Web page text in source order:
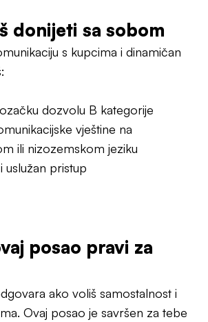
donijeti sa sobom
s kupcima i dinamičan
dozvolu B kategorije
vještine na
ili nizozemskom jeziku
uslužan pristup
posao pravi za
ako voliš samostalnost i
Ovaj posao je savršen za tebe